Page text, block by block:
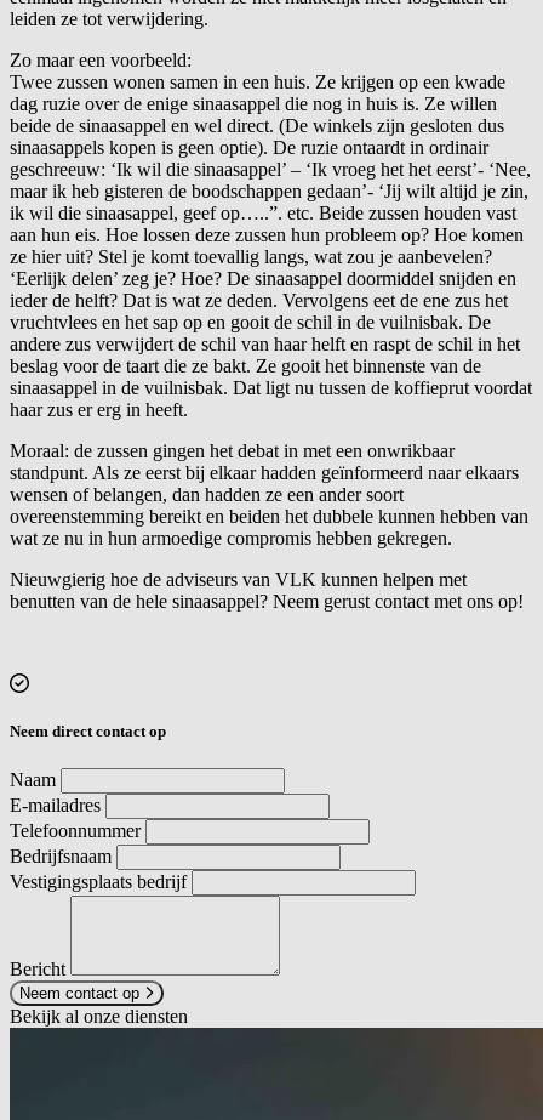
leiden ze tot verwijdering.
Zo maar een voorbeeld:
Twee zussen wonen samen in een huis. Ze krijgen op een kwade
dag ruzie over de enige sinaasappel die nog in huis is. Ze willen
beide de sinaasappel en wel direct. (De winkels zijn gesloten dus
sinaasappels kopen is geen optie). De ruzie ontaardt in ordinair
geschreeuw: ‘Ik wil die sinaasappel’ – ‘Ik vroeg het het eerst’- ‘Nee,
maar ik heb gisteren de boodschappen gedaan’- ‘Jij wilt altijd je zin,
ik wil die sinaasappel, geef op…..”. etc. Beide zussen houden vast
aan hun eis. Hoe lossen deze zussen hun probleem op? Hoe komen
ze hier uit? Stel je komt toevallig langs, wat zou je aanbevelen?
‘Eerlijk delen’ zeg je? Hoe? De sinaasappel doormiddel snijden en
ieder de helft? Dat is wat ze deden. Vervolgens eet de ene zus het
vruchtvlees en het sap op en gooit de schil in de vuilnisbak. De
andere zus verwijdert de schil van haar helft en raspt de schil in het
beslag voor de taart die ze bakt. Ze gooit het binnenste van de
sinaasappel in de vuilnisbak. Dat ligt nu tussen de koffieprut voordat
haar zus er erg in heeft.
Moraal: de zussen gingen het debat in met een onwrikbaar
standpunt. Als ze eerst bij elkaar hadden geïnformeerd naar elkaars
wensen of belangen, dan hadden ze een ander soort
overeenstemming bereikt en beiden het dubbele kunnen hebben van
wat ze nu in hun armoedige compromis hebben gekregen.
Nieuwgierig hoe de adviseurs van VLK kunnen helpen met
benutten van de hele sinaasappel? Neem gerust contact met ons op!
Neem direct contact op
Naam
E-mailadres
Telefoonnummer
Bedrijfsnaam
Vestigingsplaats bedrijf
Bericht
Neem contact op
Bekijk al onze diensten